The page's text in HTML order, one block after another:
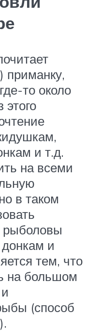
приманку,
то около
и т.д.
на всеми
в таком
рыболовы
и
тем, что
на большом
(способ